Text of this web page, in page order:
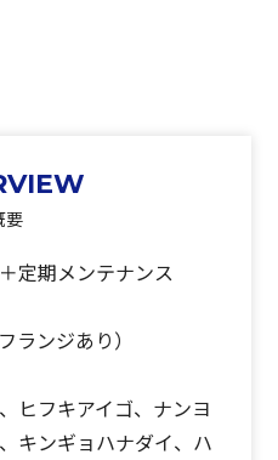
要
定期メンテナンス
ランジあり）
ヒフキアイゴ、ナンヨ
キンギョハナダイ、ハ